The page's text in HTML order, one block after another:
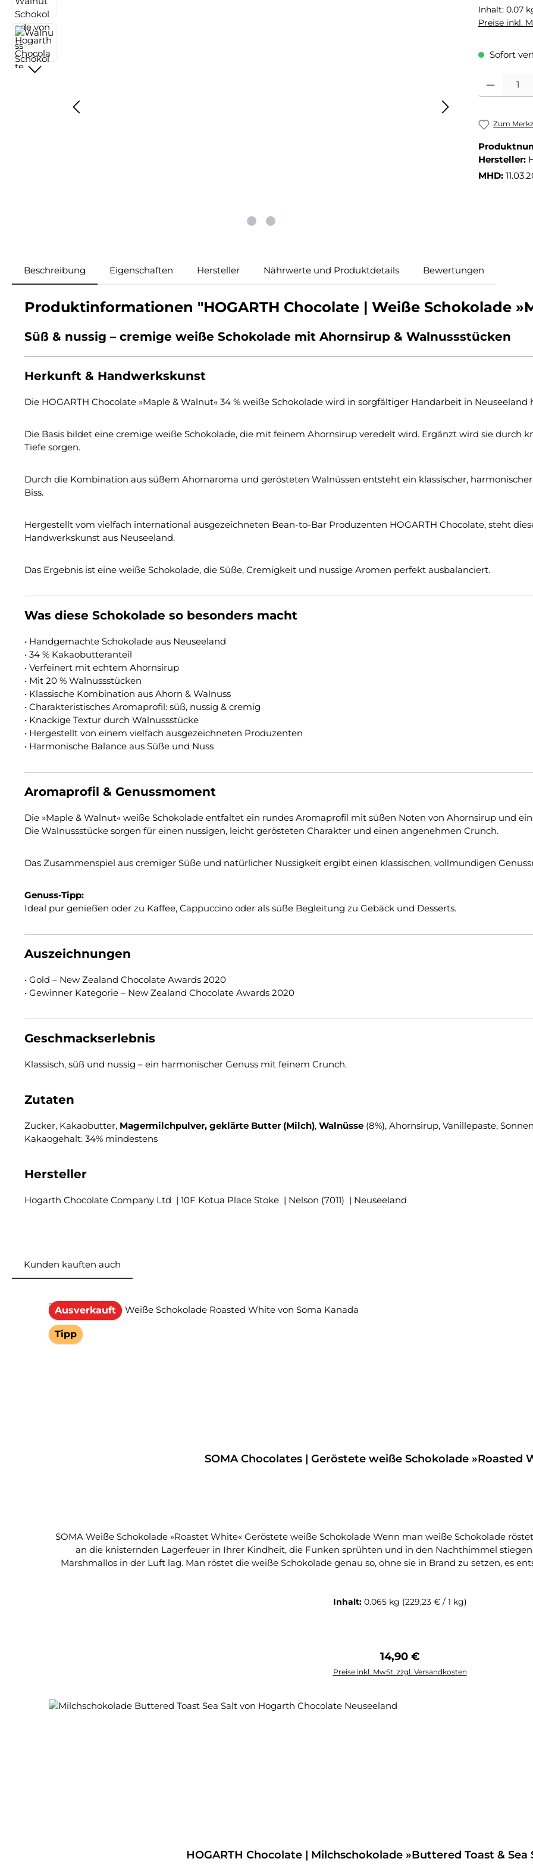
Inhalt: 0.07
Preise inkl.
Sofort
Produkt
Zum
Hersteller:
MHD:
Beschreibung Eigenschaften Hersteller Nährwerte und Produktdetails Bewertungen
Produktinformationen "HOGARTH Chocolate | Weiße Schokolade
Süß & nussig – cremige weiße Schokolade mit Ahornsirup & Walnussstücken
Herkunft & Handwerkskunst
Die HOGARTH Chocolate »Maple & Walnut« 34 % weiße Schokolade wird in sorgfältiger Handarbeit in Neuseeland
Die Basis bildet eine cremige weiße Schokolade, die mit feinem Ahornsirup veredelt wird. Ergänzt wird sie durch
Tiefe sorgen.
Durch die Kombination aus süßem Ahornaroma und gerösteten Walnüssen entsteht ein klassischer,
Biss.
Hergestellt vom vielfach international ausgezeichneten Bean-to-Bar Produzenten HOGARTH Chocolate, steht
Handwerkskunst aus Neuseeland.
Das Ergebnis ist eine weiße Schokolade, die Süße, Cremigkeit und nussige Aromen perfekt ausbalanciert.
Was diese Schokolade so besonders macht
• Handgemachte Schokolade aus Neuseeland
• 34 % Kakaobutteranteil
• Verfeinert mit echtem Ahornsirup
• Mit 20 % Walnussstücken
• Klassische Kombination aus Ahorn & Walnuss
• Charakteristisches Aromaprofil: süß, nussig & cremig
• Knackige Textur durch Walnussstücke
• Hergestellt von einem vielfach ausgezeichneten Produzenten
• Harmonische Balance aus Süße und Nuss
Aromaprofil & Genussmoment
Die »Maple & Walnut« weiße Schokolade entfaltet ein rundes Aromaprofil mit süßen Noten von Ahornsirup und
Die Walnussstücke sorgen für einen nussigen, leicht gerösteten Charakter und einen angenehmen Crunch.
Das Zusammenspiel aus cremiger Süße und natürlicher Nussigkeit ergibt einen klassischen, vollmundigen
Genuss-Tipp:
Ideal pur genießen oder zu Kaffee, Cappuccino oder als süße Begleitung zu Gebäck und Desserts.
Auszeichnungen
• Gold – New Zealand Chocolate Awards 2020
• Gewinner Kategorie – New Zealand Chocolate Awards 2020
Geschmackserlebnis
Klassisch, süß und nussig – ein harmonischer Genuss mit feinem Crunch.
Zutaten
Zucker, Kakaobutter, Magermilchpulver, geklärte Butter (Milch), Walnüsse (8%), Ahornsirup, Vanillepaste,
Kakaogehalt: 34% mindestens
Hersteller
Hogarth Chocolate Company Ltd | 10F Kotua Place Stoke | Nelson (7011) | Neuseeland
Kunden kauften auch
Ausverkauft
Tipp
SOMA Chocolates | Geröstete weiße Schokolade »Roasted
SOMA Weiße Schokolade »Roastet White« Geröstete weiße Schokolade Wenn man weiße Schokolade röstet... unglaublich, ist das gut.Erinnern Sie sich noch
an die knisternden Lagerfeuer in Ihrer Kindheit, die Funken sprühten und in den Nachthimmel
Marshmallos in der Luft lag. Man röstet die weiße Schokolade genau so, ohne sie in Brand zu setzen, es
Inhalt: 0.065 kg (229,23 € / 1 kg)
Regulärer Preis:
14,90 €
Preise inkl. MwSt. zzgl. Versandkosten
HOGARTH Chocolate | Milchschokolade »Buttered Toast & Sea